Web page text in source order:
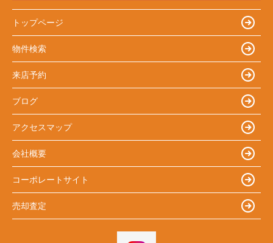
トップページ
物件検索
来店予約
ブログ
アクセスマップ
会社概要
コーポレートサイト
売却査定